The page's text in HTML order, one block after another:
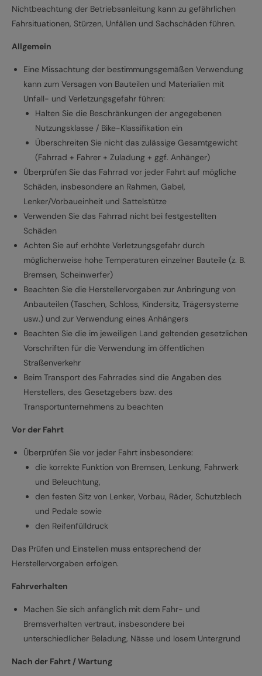
Nichtbeachtung der Betriebsanleitung kann zu gefährlichen
Fahrsituationen, Stürzen, Unfällen und Sachschäden führen.
Allgemein
Eine Missachtung der bestimmungsgemäßen Verwendung
kann zum Versagen von Bauteilen und Materialien mit
Unfall- und Verletzungsgefahr führen:
Halten Sie die Beschränkungen der angegebenen
Nutzungsklasse / Bike-Klassifikation ein
Überschreiten Sie nicht das zulässige Gesamtgewicht
(Fahrrad + Fahrer + Zuladung + ggf. Anhänger)
Überprüfen Sie das Fahrrad vor jeder Fahrt auf mögliche
Schäden, insbesondere an Rahmen, Gabel,
Lenker/Vorbaueinheit und Sattelstütze
Verwenden Sie das Fahrrad nicht bei festgestellten
Schäden
Achten Sie auf erhöhte Verletzungsgefahr durch
möglicherweise hohe Temperaturen einzelner Bauteile (z. B.
Bremsen, Scheinwerfer)
Beachten Sie die Herstellervorgaben zur Anbringung von
Anbauteilen (Taschen, Schloss, Kindersitz, Trägersysteme
usw.) und zur Verwendung eines Anhängers
Beachten Sie die im jeweiligen Land geltenden gesetzlichen
Vorschriften für die Verwendung im öffentlichen
Straßenverkehr
Beim Transport des Fahrrades sind die Angaben des
Herstellers, des Gesetzgebers bzw. des
Transportunternehmens zu beachten
Vor der Fahrt
Überprüfen Sie vor jeder Fahrt insbesondere:
die korrekte Funktion von Bremsen, Lenkung, Fahrwerk
und Beleuchtung,
den festen Sitz von Lenker, Vorbau, Räder, Schutzblech
und Pedale sowie
den Reifenfülldruck
Das Prüfen und Einstellen muss entsprechend der
Herstellervorgaben erfolgen.
Fahrverhalten
Machen Sie sich anfänglich mit dem Fahr- und
Bremsverhalten vertraut, insbesondere bei
unterschiedlicher Beladung, Nässe und losem Untergrund
Nach der Fahrt / Wartung